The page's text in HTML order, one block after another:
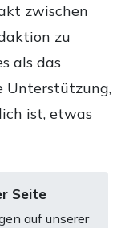
zwischen
zu
als das
Unterstützung,
ist, etwas
Seite
auf unserer